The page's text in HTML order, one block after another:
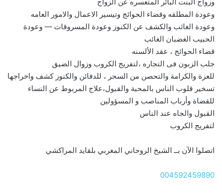
وعودة المطلقه وقضاء الحوائج وتيسير الاعمال والامور العامه
وعودة الغائب والكشف عن الكنوز وعودة المسروقات — وعودة
الحبيب الغضبان الغائب
قضاء الحوائج ، عقد الألسنه
جلب الزبون فى التجاره ،لتفريج الكروب وزوال الضيق
للعزة والكرامة والتحصن من السحر ، للدفائن والكنوز كشف واخراجها
تسخير قلوب الناس بالمحبة والقبول،علاج المربوط عن النساء
للقضاة وأرباب المناصب و المسؤولين
القبول والجاه عند الناس
لتفريج الكروب
اتصلوا الآن بــ الشيخ الروحاني المغربي بلقايد المراكشي
004592459890